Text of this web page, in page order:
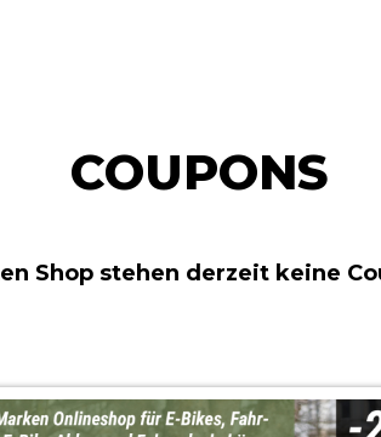
COUPONS
Shop stehen derzeit keine